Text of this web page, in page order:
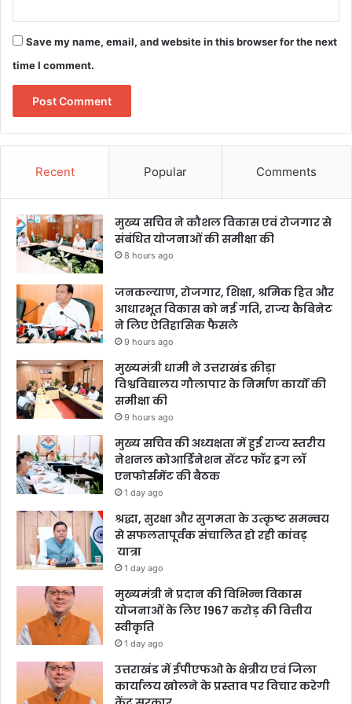
Save my name, email, and website in this browser for the next
time I comment.
Recent Popular Comments
मुख्य सचिव ने कौशल विकास एवं रोजगार से
संबंधित योजनाओं की समीक्षा की
8 hours ago
जनकल्याण, रोजगार, शिक्षा, श्रमिक हित और
आधारभूत विकास को नई गति, राज्य कैबिनेट
ने लिए ऐतिहासिक फैसले
9 hours ago
मुख्यमंत्री धामी ने उत्तराखंड क्रीड़ा
विश्वविद्यालय गौलापार के निर्माण कार्यों की
समीक्षा की
9 hours ago
मुख्य सचिव की अध्यक्षता में हुई राज्य स्तरीय
नेशनल कोआर्डिनेशन सेंटर फॉर ड्रग लॉ
एनफोर्समेंट की बैठक
1 day ago
श्रद्धा, सुरक्षा और सुगमता के उत्कृष्ट समन्वय
से सफलतापूर्वक संचालित हो रही कांवड़
यात्रा
1 day ago
मुख्यमंत्री ने प्रदान की विभिन्न विकास
योजनाओं के लिए 1967 करोड़ की वित्तीय
स्वीकृति
1 day ago
उत्तराखंड में ईपीएफओ के क्षेत्रीय एवं जिला
कार्यालय खोलने के प्रस्ताव पर विचार करेगी